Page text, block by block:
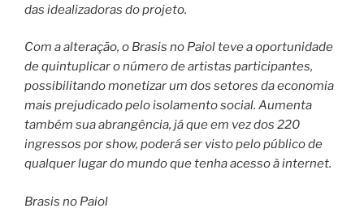
das idealizadoras do projeto.
Com a alteração, o Brasis no Paiol teve a oportunidade
de quintuplicar o número de artistas participantes,
possibilitando monetizar um dos setores da economia
mais prejudicado pelo isolamento social. Aumenta
também sua abrangência, já que em vez dos 220
ingressos por show, poderá ser visto pelo público de
qualquer lugar do mundo que tenha acesso à internet.
Brasis no Paiol